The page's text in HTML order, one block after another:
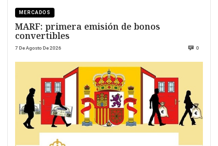
MERCADOS
MARF: primera emisión de bonos
convertibles
7 De Agosto De 2026 0